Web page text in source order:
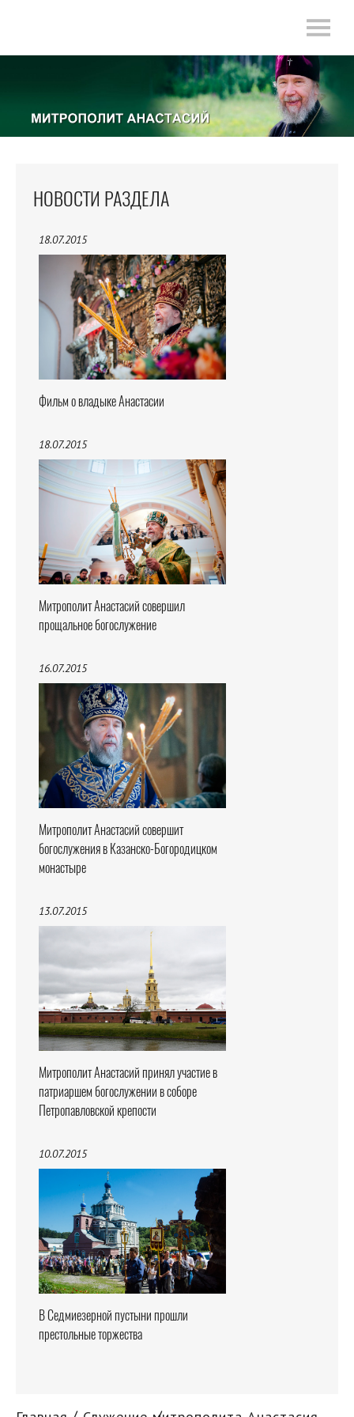
НОВОСТИ РАЗДЕЛА
18.07.2015
Фильм о владыке Анастасии
18.07.2015
Митрополит Анастасий совершил
прощальное богослужение
16.07.2015
Митрополит Анастасий совершит
богослужения в Казанско-Богородицком
монастыре
13.07.2015
Митрополит Анастасий принял участие в
патриаршем богослужении в соборе
Петропавловской крепости
10.07.2015
В Седмиезерной пустыни прошли
престольные торжества